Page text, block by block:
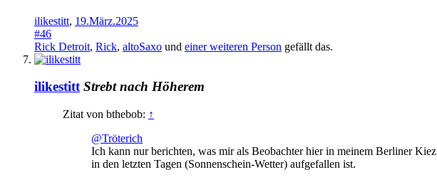
ilikestitt, 19.März.2025
#46
Rick Detroit, Rick, altoSaxo und einer weiteren Person gefällt das.
ilikestitt Strebt nach Höherem
Zitat von bthebob: ↑
@Tröterich
Ich kann nur berichten, was mir als Beobachter hier in meinem Berliner Kiez
in den letzten Tagen (Sonnenschein-Wetter) aufgefallen ist.